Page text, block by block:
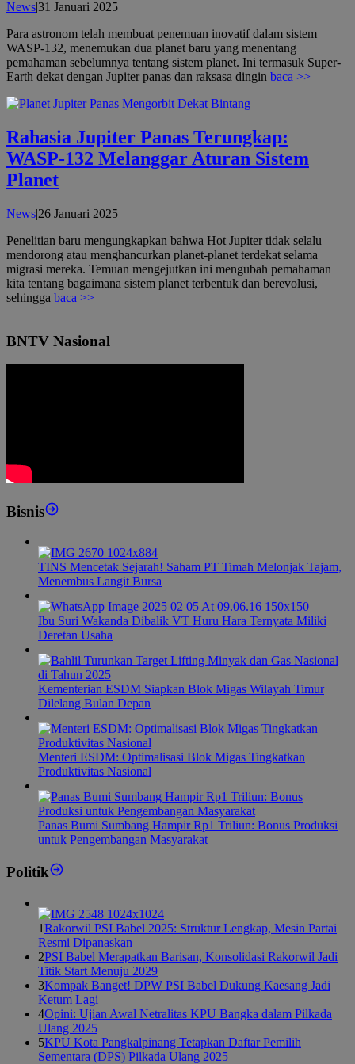
News|31 Januari 2025oleh
Para astronom telah membuat penemuan inovatif dalam sistem
WASP-132, menemukan dua planet baru yang menentang
pemahaman sebelumnya tentang sistem planet. Ini termasuk Super-
Earth dekat dengan Jupiter panas dan raksasa dingin baca >>
Rahasia Jupiter Panas Terungkap:
WASP-132 Melanggar Aturan Sistem
Planet
News|26 Januari 2025oleh
Penelitian baru mengungkapkan bahwa Hot Jupiter tidak selalu
mendorong atau menghancurkan planet-planet terdekat selama
migrasi mereka. Temuan mengejutkan ini mengubah pemahaman
kita tentang bagaimana sistem planet terbentuk dan berevolusi,
sehingga baca >>
BNTV Nasional
Bisnis
TINS Mencetak Sejarah! Saham PT Timah Melonjak Tajam,
Menembus Langit Bursa
Ibu Suri Wakanda Dibalik VT Huru Hara Ternyata Miliki
Deretan Usaha
Kementerian ESDM Siapkan Blok Migas Wilayah Timur
Dilelang Bulan Depan
Menteri ESDM: Optimalisasi Blok Migas Tingkatkan
Produktivitas Nasional
Panas Bumi Sumbang Hampir Rp1 Triliun: Bonus Produksi
untuk Pengembangan Masyarakat
Politik
1Rakorwil PSI Babel 2025: Struktur Lengkap, Mesin Partai
Resmi Dipanaskan
2PSI Babel Merapatkan Barisan, Konsolidasi Rakorwil Jadi
Titik Start Menuju 2029
3Kompak Banget! DPW PSI Babel Dukung Kaesang Jadi
Ketum Lagi
4Opini: Ujian Awal Netralitas KPU Bangka dalam Pilkada
Ulang 2025
5KPU Kota Pangkalpinang Tetapkan Daftar Pemilih
Sementara (DPS) Pilkada Ulang 2025